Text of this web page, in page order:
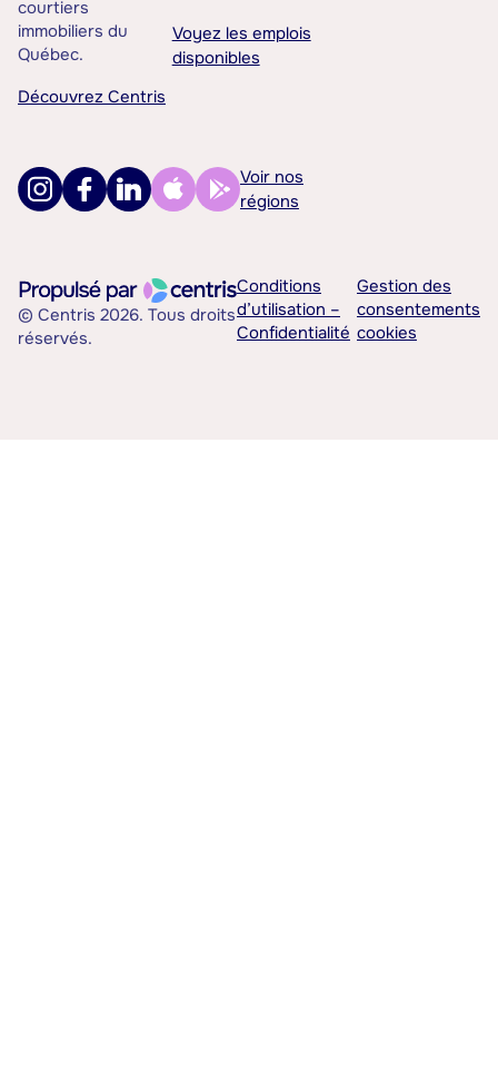
courtiers
immobiliers du
Québec.
Découvrez Centris
Voyez les emplois
disponibles
Voir nos
régions
© Centris 2026. Tous droits
réservés.
Conditions
d’utilisation –
Confidentialité
Gestion des
consentements
cookies